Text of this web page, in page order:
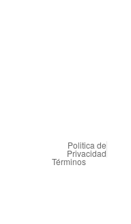
Politica de
Privacidad
Términos